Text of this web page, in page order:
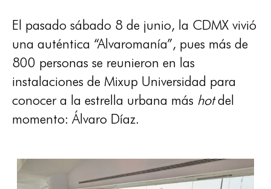
El pasado sábado 8 de junio, la CDMX vivió
una auténtica “Alvaromanía”, pues más de
800 personas se reunieron en las
instalaciones de Mixup Universidad para
conocer a la estrella urbana más hotdel
momento: Álvaro Díaz.